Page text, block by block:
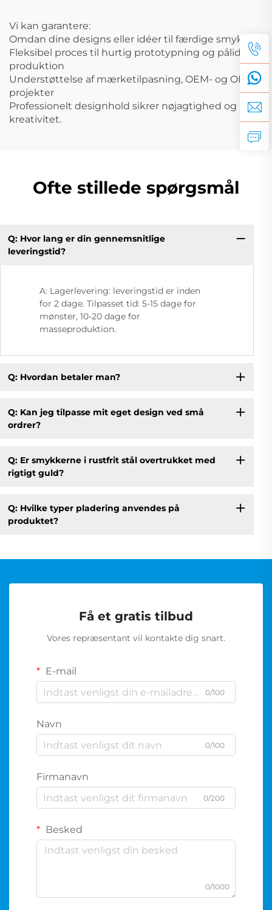
Vi kan garantere:
Omdan dine designs eller idéer til færdige smykker
Fleksibel proces til hurtig prototypning og pålidelig
produktion
Understøttelse af mærketilpasning, OEM- og ODM-
projekter
Professionelt designhold sikrer nøjagtighed og
kreativitet.
Ofte stillede spørgsmål
Q: Hvor lang er din gennemsnitlige
leveringstid?
A: Lagerlevering: leveringstid er inden
for 2 dage. Tilpasset tid: 5-15 dage for
mønster, 10-20 dage for
masseproduktion.
Q: Hvordan betaler man?
Q: Kan jeg tilpasse mit eget design ved små
ordrer?
Q: Er smykkerne i rustfrit stål overtrukket med
rigtigt guld?
Q: Hvilke typer pladering anvendes på
produktet?
Få et gratis tilbud
Vores repræsentant vil kontakte dig snart.
E-mail
0/100
Navn
0/100
Firmanavn
0/200
Besked
0/1000